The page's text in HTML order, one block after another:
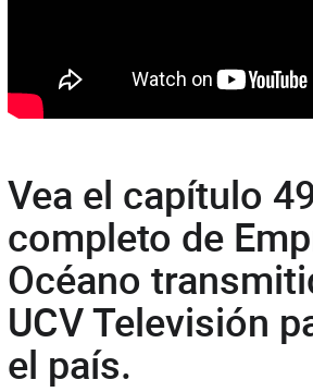
Vea el capítulo
completo de
Océano
UCV Televisión
el país.